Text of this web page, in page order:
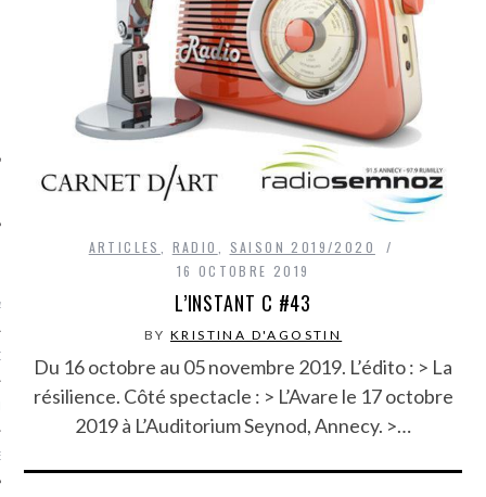
SUIVEZ-NOUS
CARAVELLE
CARAVELLE
PODCAST
ARTICLES RADIO
SAISON 2019/2020
16 OCTOBRE 2019
L’INSTANT C #43
BY KRISTINA D'AGOSTIN
Du 16 octobre au 05 novembre 2019. L’édito : > La
résilience. Côté spectacle : > L’Avare le 17 octobre
2019 à L’Auditorium Seynod, Annecy. >…